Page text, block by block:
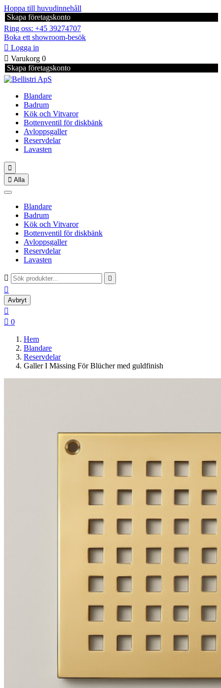
Hoppa till huvudinnehåll
Skapa företagskonto
Ring oss: +45 39274707
Boka ett showroom-besök
 Logga in
 Varukorg 0
Skapa företagskonto
Blandare
Badrum
Kök och Vitvaror
Bottenventil för diskbänk
Avloppsgaller
Reservdelar
Lavasten

 Alla
Blandare
Badrum
Kök och Vitvaror
Bottenventil för diskbänk
Avloppsgaller
Reservdelar
Lavasten
 

Avbryt

 0
Hem
Blandare
Reservdelar
Galler I Mässing För Blücher med guldfinish